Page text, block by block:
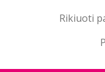
Rikiuoti